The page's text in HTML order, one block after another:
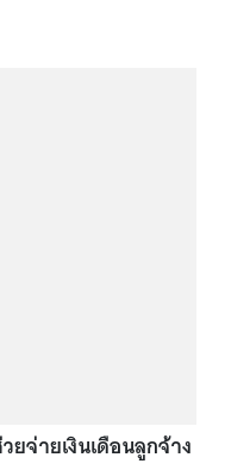
จ่ายเงินเดือนลูกจ้าง